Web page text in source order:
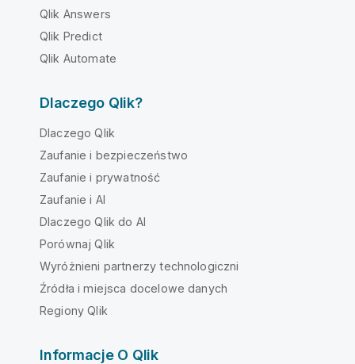
Qlik Answers
Qlik Predict
Qlik Automate
Dlaczego Qlik?
Dlaczego Qlik
Zaufanie i bezpieczeństwo
Zaufanie i prywatność
Zaufanie i AI
Dlaczego Qlik do AI
Porównaj Qlik
Wyróżnieni partnerzy technologiczni
Źródła i miejsca docelowe danych
Regiony Qlik
Informacje O Qlik